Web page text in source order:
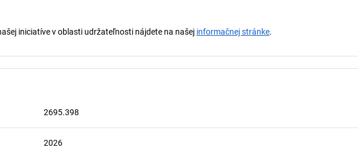
iniciatíve v oblasti udržateľnosti nájdete na našej informačnej stránke.
2695.398
2026